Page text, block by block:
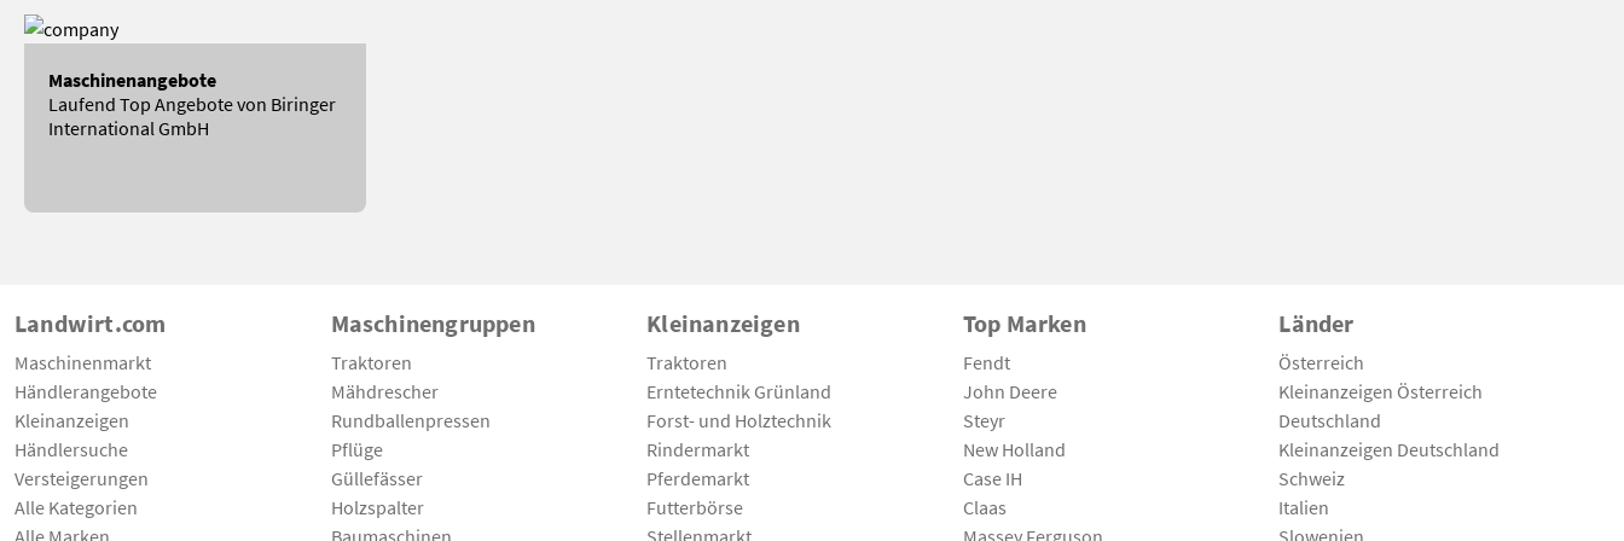
Maschinenangebote
Laufend Top Angebote von Biringer
International GmbH
Landwirt.com
Maschinenmarkt
Händlerangebote
Kleinanzeigen
Händlersuche
Versteigerungen
Alle Kategorien
Alle Marken
Maschinengruppen
Traktoren
Mähdrescher
Rundballenpressen
Pflüge
Güllefässer
Holzspalter
Baumaschinen
Kleinanzeigen
Traktoren
Erntetechnik Grünland
Forst- und Holztechnik
Rindermarkt
Pferdemarkt
Futterbörse
Stellenmarkt
Top Marken
Fendt
John Deere
Steyr
New Holland
Case IH
Claas
Massey Ferguson
Länder
Österreich
Kleinanzeigen Österreich
Deutschland
Kleinanzeigen Deutschland
Schweiz
Italien
Slowenien